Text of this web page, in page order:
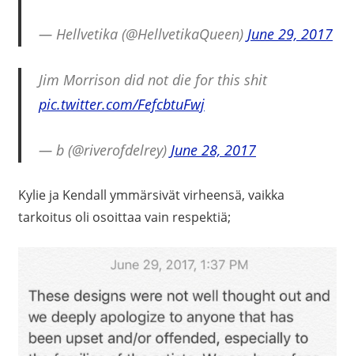
— Hellvetika (@HellvetikaQueen) June 29, 2017
Jim Morrison did not die for this shit
pic.twitter.com/FefcbtuFwj
— b (@riverofdelrey) June 28, 2017
Kylie ja Kendall ymmärsivät virheensä, vaikka
tarkoitus oli osoittaa vain respektiä;